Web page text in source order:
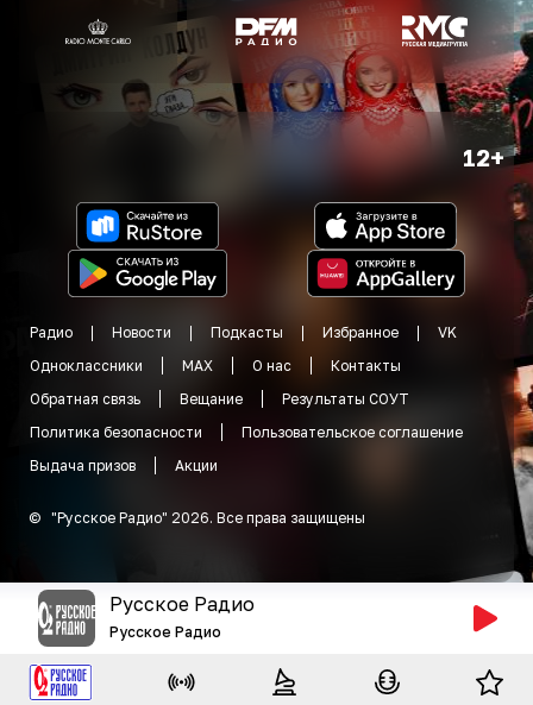
12+
Радио Новости Подкасты Избранное
VK
Одноклассники
MAX О нас
Контакты
Обратная связь
Вещание
Результаты СОУТ
Политика безопасности
Пользовательское соглашение
Выдача призов
Акции
© "Русское Радио" 2026. Все права защищены
Русское Радио
Русское Радио